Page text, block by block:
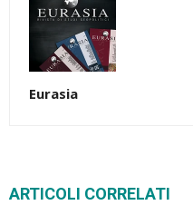
Eurasia
ARTICOLI CORRELATI